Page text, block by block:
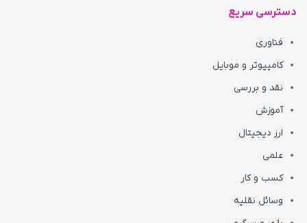
دسترسی سریع
فناوری
کامپیوتر و موبایل
نقد و بررسی
آموزش
ارز دیجیتال
علمی
کسب و کار
وسائل نقلیه